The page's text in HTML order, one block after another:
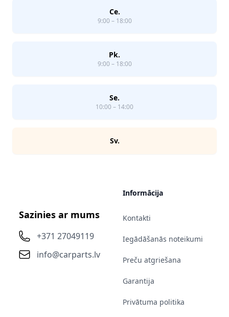
Ce.
9:00 – 18:00
Pk.
9:00 – 18:00
Se.
10:00 – 14:00
Sv.
Sazinies ar mums
+371 27049119
info@carparts.lv
Informācija
Kontakti
Iegādāšanās noteikumi
Preču atgriešana
Garantija
Privātuma politika